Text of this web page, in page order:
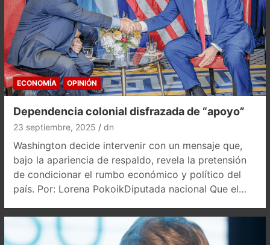
ECONOMÍA OPINIÓN
Dependencia colonial disfrazada de “apoyo”
23 septiembre, 2025 dn
Washington decide intervenir con un mensaje que,
bajo la apariencia de respaldo, revela la pretensión
de condicionar el rumbo económico y político del
país. Por: Lorena PokoikDiputada nacional Que el…